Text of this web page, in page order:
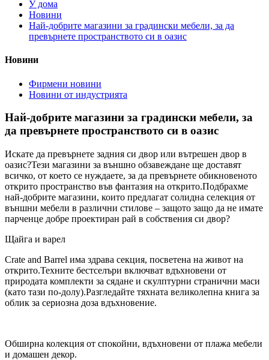
У дома
Новини
Най-добрите магазини за градински мебели, за да
превърнете пространството си в оазис
Новини
Фирмени новини
Новини от индустрията
Най-добрите магазини за градински мебели, за
да превърнете пространството си в оазис
Искате да превърнете задния си двор или вътрешен двор в
оазис?Тези магазини за външно обзавеждане ще доставят
всичко, от което се нуждаете, за да превърнете обикновеното
открито пространство във фантазия на открито.Подбрахме
най-добрите магазини, които предлагат солидна селекция от
външни мебели в различни стилове – защото защо да не имате
парченце добре проектиран рай в собствения си двор?
Щайга и варел
Crate and Barrel има здрава секция, посветена на живот на
открито.Техните бестселъри включват вдъхновени от
природата комплекти за сядане и скулптурни странични маси
(като тази по-долу).Разгледайте тяхната великолепна книга за
облик за сериозна доза вдъхновение.
Обширна колекция от спокойни, вдъхновени от плажа мебели
и домашен декор.